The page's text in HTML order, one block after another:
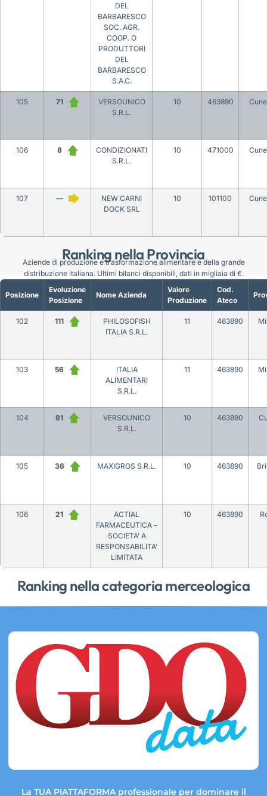
Ranking nella Provincia
DEL
BARBARESCO
SOC. AGR.
COOP. O
PRODUTTORI
DEL
BARBARESCO
S.A.C.
105 71
VERSOUNICO
S.R.L.
10 463890
106 8
CONDIZIONATI
S.R.L.
10 471000
107 —
NEW CARNI
DOCK SRL
10 101100
Ranking nella categoria merceologica
Posizione
Evoluzione
Posizione
Nome Azienda
Valore
Produzione
Cod.
Ateco
102 111
PHILOSOFISH
ITALIA S.R.L.
11 463890
103 56
ITALIA
ALIMENTARI
S.R.L.
11 463890
104 81
VERSOUNICO
S.R.L.
10 463890
105 36 MAXIGROS S.R.L. 10 463890
106 21
ACTIAL
FARMACEUTICA –
SOCIETA’ A
RESPONSABILITA’
LIMITATA
10 463890
Aziende di produzione e trasformazione alimentare e della grande
distribuzione italiana. Ultimi bilanci disponibili, dati in migliaia di €.
La TUA PIATTAFORMA professionale per dominare il